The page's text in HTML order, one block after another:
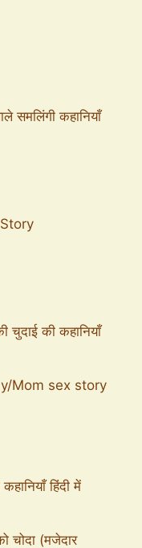
समलिंगी कहानियाँ
की कहानियाँ
Mom sex story
हिंदी में
चोदा (मजेदार